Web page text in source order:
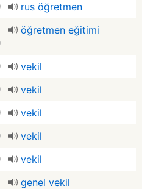
rus öğretmen
öğretmen eğitimi
vekil
vekil
vekil
vekil
vekil
genel vekil